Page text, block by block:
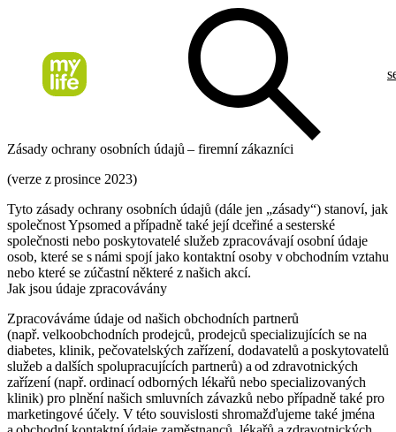
Zásady ochrany osobních údajů – firemní zákazníci
(verze z prosince 2023)
Tyto zásady ochrany osobních údajů (dále jen „zásady“) stanoví, jak
společnost Ypsomed a případně také její dceřiné a sesterské
společnosti nebo poskytovatelé služeb zpracovávají osobní údaje
osob, které se s námi spojí jako kontaktní osoby v obchodním vztahu
nebo které se zúčastní některé z našich akcí.
Jak jsou údaje zpracovávány
Zpracováváme údaje od našich obchodních partnerů
(např. velkoobchodních prodejců, prodejců specializujících se na
diabetes, klinik, pečovatelských zařízení, dodavatelů a poskytovatelů
služeb a dalších spolupracujících partnerů) a od zdravotnických
zařízení (např. ordinací odborných lékařů nebo specializovaných
klinik) pro plnění našich smluvních závazků nebo případně také pro
marketingové účely. V této souvislosti shromažďujeme také jména